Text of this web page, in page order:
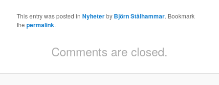
This entry was posted inNyheterby Björn Stålhammar. Bookmark
thepermalink.
Comments are closed.